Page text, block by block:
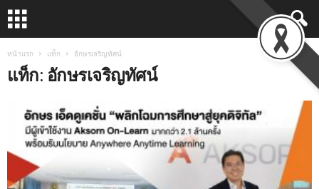
หน้าแรก แท็ก อักษรเจริญทัศน์
แท็ก: อักษรเจริญทัศน์